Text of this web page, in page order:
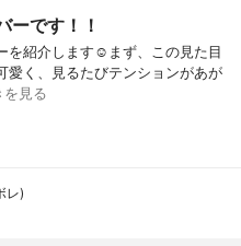
ーです！！
を紹介します☺︎まず、この見た目
愛く、見るたびテンションがあが
を見る
レ)